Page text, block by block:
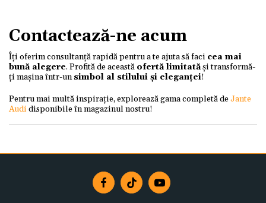
Contactează-ne acum
Îți oferim consultanță rapidă pentru a te ajuta să faci cea mai
bună alegere. Profită de această ofertă limitatăși transformă-
ți mașina într-unsimbol al stilului și eleganței!
Pentru mai multă inspirație, explorează gama completă deJante
Audi disponibile în magazinul nostru!